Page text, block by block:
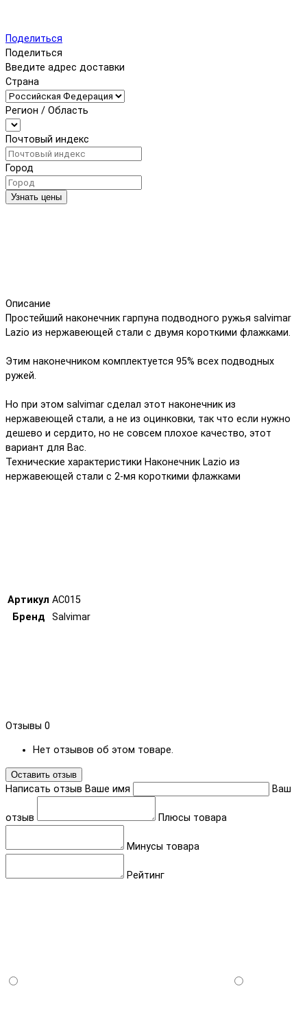
Поделиться
Поделиться
Введите адрес доставки
Страна
Регион / Область
Почтовый индекс
Город
Узнать цены
Описание
Простейший наконечник гарпуна подводного ружья salvimar
Lazio из нержавеющей стали с двумя короткими флажками.
Этим наконечником комплектуется 95% всех подводных
ружей.
Но при этом salvimar сделал этот наконечник из
нержавеющей стали, а не из оцинковки, так что если нужно
дешево и сердито, но не совсем плохое качество, этот
вариант для Вас.
Технические характеристики Наконечник Lazio из
нержавеющей стали с 2-мя короткими флажками
Артикул AC015
Бренд
Salvimar
Отзывы 0
Нет отзывов об этом товаре.
Оставить отзыв
Написать отзыв Ваше имя Ваш
отзыв Плюсы товара
Минусы товара
Рейтинг